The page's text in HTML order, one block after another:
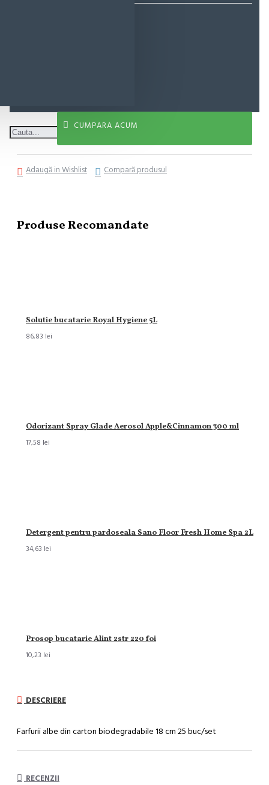
CUMPARA ACUM
Adaugă in Wishlist Compară produsul
Produse Recomandate
Solutie bucatarie Royal Hygiene 5L
86,83 lei
Odorizant Spray Glade Aerosol Apple&Cinnamon 300 ml
17,58 lei
Detergent pentru pardoseala Sano Floor Fresh Home Spa 2L
34,63 lei
Prosop bucatarie Alint 2str 220 foi
10,23 lei
DESCRIERE
Farfurii albe din carton biodegradabile 18 cm 25 buc/set
RECENZII